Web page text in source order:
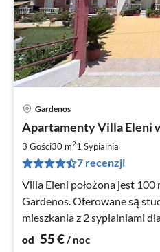
Gardenos
Apartamenty Villa Eleni
3 Gości30 m21 Sypialnia
7 recenzji
Villa Eleni położona jest 100
Gardenos. Oferowane są
mieszkania z 2 sypialniami
od 55€/ noc